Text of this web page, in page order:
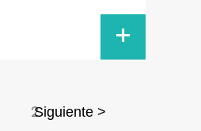
+
2Siguiente >